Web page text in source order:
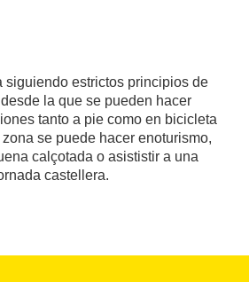
siguiendo estrictos principios de
la que se pueden hacer
tanto a pie como en bicicleta
se puede hacer enoturismo,
calçotada o asististir a una
castellera.